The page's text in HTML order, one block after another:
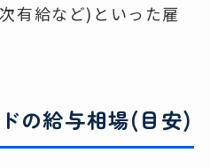
有給など)といった雇
の給与相場(目安)